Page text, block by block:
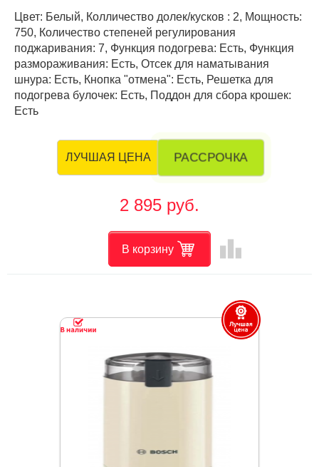
Цвет: Белый, Колличество долек/кусков : 2, Мощность:
750, Количество степеней регулирования
поджаривания: 7, Функция подогрева: Есть, Функция
размораживания: Есть, Отсек для наматывания
шнура: Есть, Кнопка "отмена": Есть, Решетка для
подогрева булочек: Есть, Поддон для сбора крошек:
Есть
ЛУЧШАЯ ЦЕНА РАССРОЧКА
2 895 руб.
В корзину leaderboard